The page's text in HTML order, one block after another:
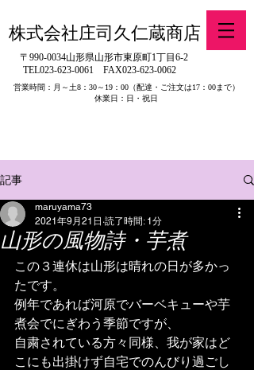
株式会社庄司久仁蔵商店
〒990-0034山形県山形市東原町1丁目6-2
TEL023-623-0061 FAX023-623-0062
営業時間：月～土8：30～19：00（配達・ご注文は17：00まで）
休業日：日・祝日
記事
山形の風物詩・芋煮
maruyama73
2021年9月21日 読了時間: 1分
この３連休は山形は晴れの日が多かっ
たです。
例年であれば河原でバーベキューや芋
煮会でにぎわう季節ですが、
自粛されている方々同様、我が家はど
こにも出掛けず自宅でのんびり過ごし